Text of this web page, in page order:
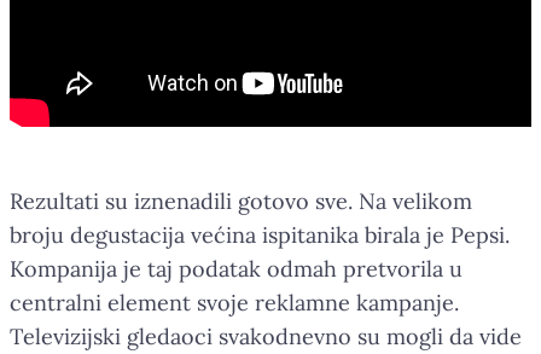
Rezultati su iznenadili gotovo sve. Na velikom
broju degustacija većina ispitanika birala je Pepsi.
Kompanija je taj podatak odmah pretvorila u
centralni element svoje reklamne kampanje.
Televizijski gledaoci svakodnevno su mogli da vide